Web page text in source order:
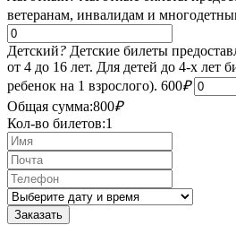
ветеранам, инвалидам и
Детский? Детские билеты
от 4 до 16 лет. Для детей до 4-х лет
ребенок на 1 взрослого). 600₽
Общая сумма:800₽
Кол-во билетов:1